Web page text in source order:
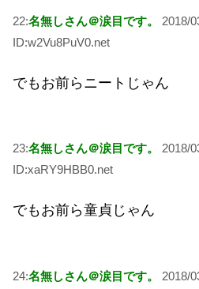
22:名無しさん＠涙目です。
2018/
ID:w2Vu8PuV0.net
でもお前らニートじゃん
23:名無しさん＠涙目です。
2018/
ID:xaRY9HBB0.net
でもお前ら童貞じゃん
24:名無しさん＠涙目です。
2018/